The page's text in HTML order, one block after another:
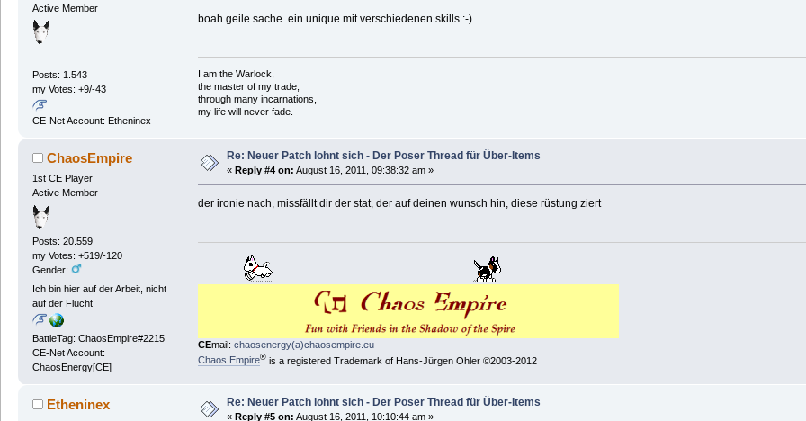
Active Member
Posts: 1.543
my Votes: +9/-43
CE-Net Account: Etheninex
boah geile sache. ein unique mit verschiedenen skills :-)
I am the Warlock,
the master of my trade,
through many incarnations,
my life will never fade.
ChaosEmpire
1st CE Player
Active Member
Posts: 20.559
my Votes: +519/-120
Gender:
Ich bin hier auf der Arbeit, nicht
auf der Flucht
BattleTag: ChaosEmpire#2215
CE-Net Account:
ChaosEnergy[CE]
Re: Neuer Patch lohnt sich - Der Poser Thread für Über-Items
« Reply #4 on: August 16, 2011, 09:38:32 am »
der ironie nach, missfällt dir der stat, der auf deinen wunsch hin, diese rüstung ziert
CEmail: chaosenergy(a)chaosempire.eu
Chaos Empire®is a registered Trademark of Hans-Jürgen Ohler ©2003-2012
Etheninex Re: Neuer Patch lohnt sich - Der Poser Thread für Über-Items
« Reply #5 on: August 16, 2011, 10:10:44 am »